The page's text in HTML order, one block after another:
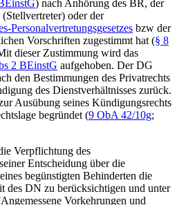
) nach Anhörung des BR, der
oder der
Personalvertretungsgesetzes bzw der
Vorschriften zugestimmt hat (§ 8
dieser Zustimmung wird das
2 BEinstG aufgehoben. Der DG
den Bestimmungen des Privatrechts
des Dienstverhältnisses zurück.
Ausübung seines Kündigungsrechts
begründet (9 ObA 42/10g;
Verpflichtung des
Entscheidung über die
begünstigten Behinderten die
des DN zu berücksichtigen und unter
Vorkehrungen und